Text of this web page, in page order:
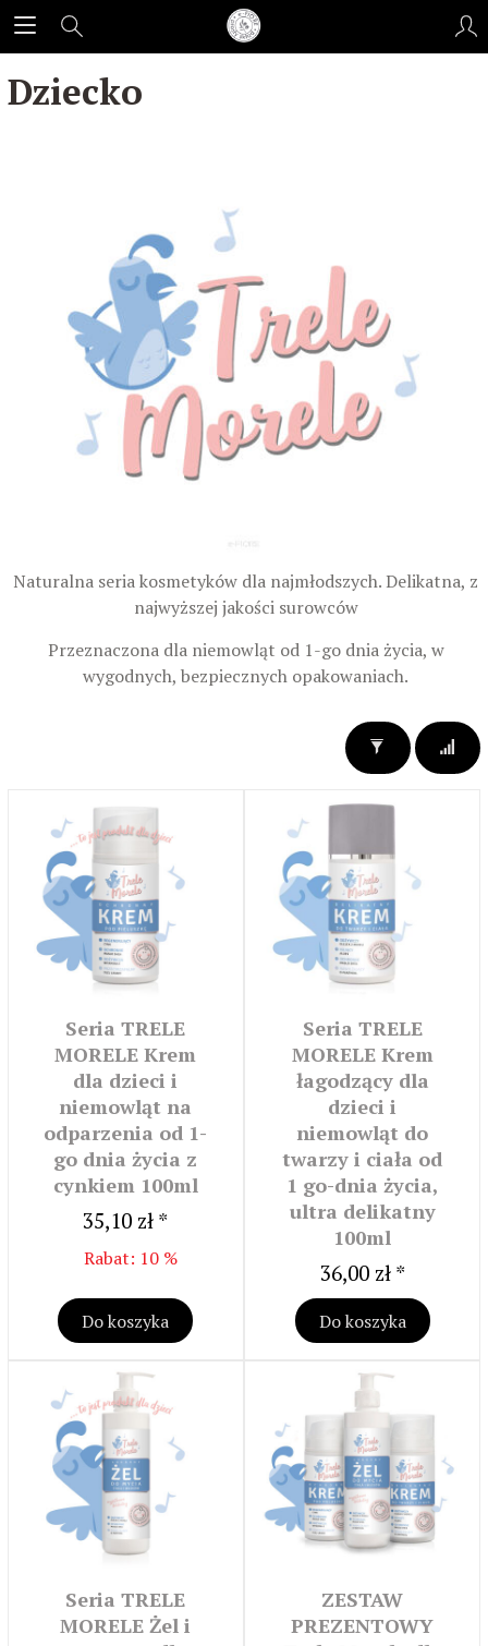
Dziecko
Naturalna seria kosmetyków dla najmłodszych.Delikatna, z
najwyższej jakości surowców
Przeznaczona dla niemowląt od 1-go dnia życia, w
wygodnych, bezpiecznych opakowaniach.
Seria TRELE
MORELE Krem
dla dzieci i
niemowląt na
odparzenia od 1-
go dnia życia z
cynkiem 100ml
35,10 zł *
Rabat: 10 %
Do koszyka
Seria TRELE
MORELE Krem
łagodzący dla
dzieci i
niemowląt do
twarzy i ciała od
1 go-dnia życia,
ultra delikatny
100ml
36,00 zł *
Do koszyka
Seria TRELE
MORELE Żel i
ZESTAW
PREZENTOWY